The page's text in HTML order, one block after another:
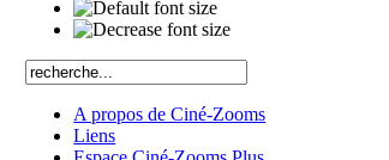
A propos de Ciné-Zooms
Liens